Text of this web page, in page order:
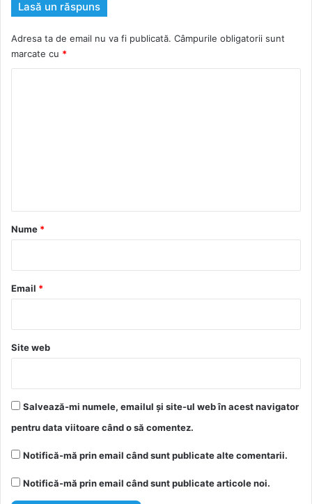
Lasă un răspuns
Adresa ta de email nu va fi publicată. Câmpurile obligatorii sunt
marcate cu *
r
*
Nume *
Email *
Site web
Salvează-mi numele, emailul și site-ul web în acest navigator
pentru data viitoare când o să comentez.
Notifică-mă prin email când sunt publicate alte comentarii.
Notifică-mă prin email când sunt publicate articole noi.